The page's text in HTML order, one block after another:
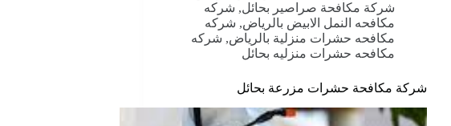
شركة مكافحة صراصير بحائل, شركه
مكافحه النمل الابيض بالرياض, شركه
مكافحه حشرات منزلية بالرياض, شركه
مكافحه حشرات منزليه بحائل
شركة مكافحة حشرات مزرعة بحائل